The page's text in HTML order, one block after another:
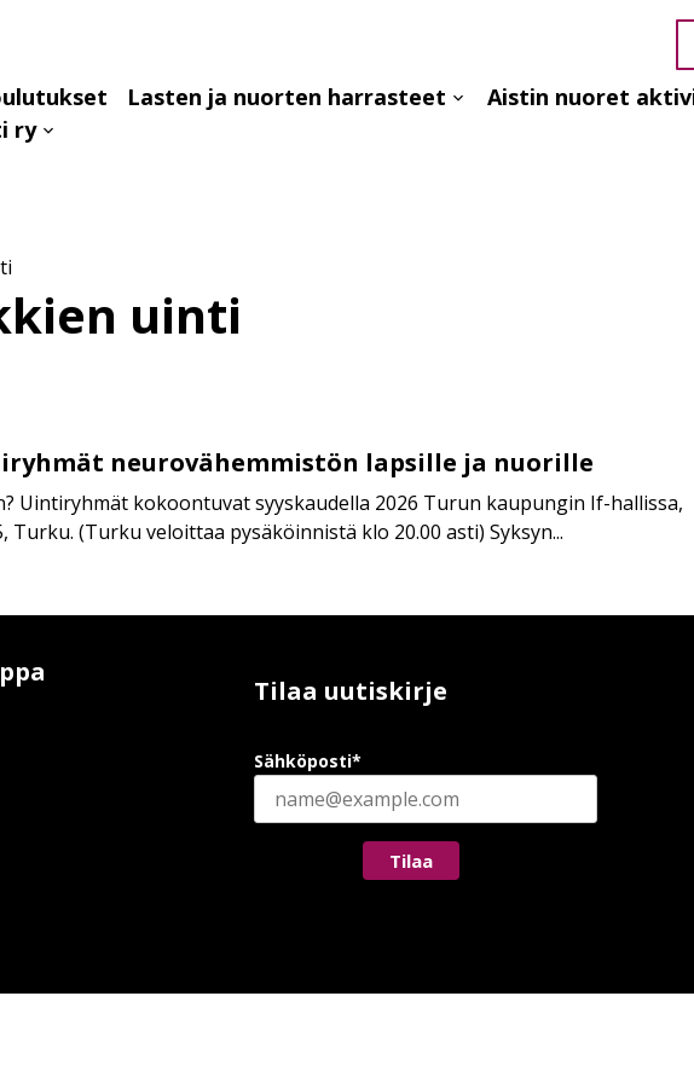
Lasten ja nuorten harrasteet
Aistin nuoret
ry
uinti
neurovähemmistön lapsille ja nuorille
Uintiryhmät kokoontuvat syyskaudella 2026 Turun kaupungin If-hallissa,
Turku. (Turku veloittaa pysäköinnistä klo 20.00 asti) Syksyn...
Tilaa uutiskirje
Sähköposti*
Tilaa